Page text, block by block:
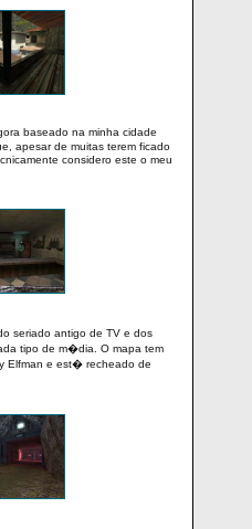
baseado na minha cidade
apesar de muitas terem ficado
considero este o meu
seriado antigo de TV e dos
tipo de m�dia. O mapa tem
Elfman e est� recheado de